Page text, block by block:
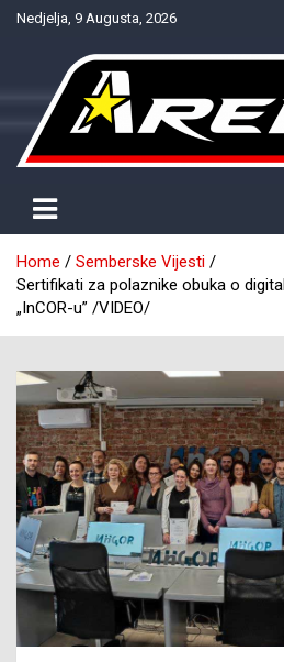
SkipNedjelja, 9 Augusta, 2026
NTV Arena
Home
Semberske Vijesti
Sertifikati za polaznike obuka o
„InCOR-u” /VIDEO/